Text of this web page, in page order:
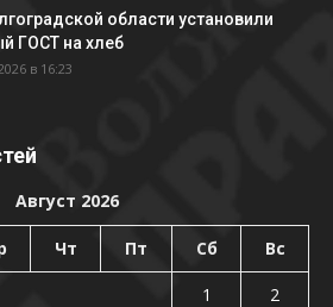
области установили
ГОСТ на хлеб
в 16:23
Август 2026
Чт Пт Сб Вс
1
2